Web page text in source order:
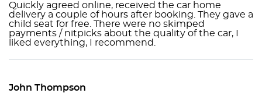
Quickly agreed online, received the car home
delivery a couple of hours after booking. They gave a
child seat for free. There were no skimped
payments / nitpicks about the quality of the car, I
liked everything, I recommend.
John Thompson